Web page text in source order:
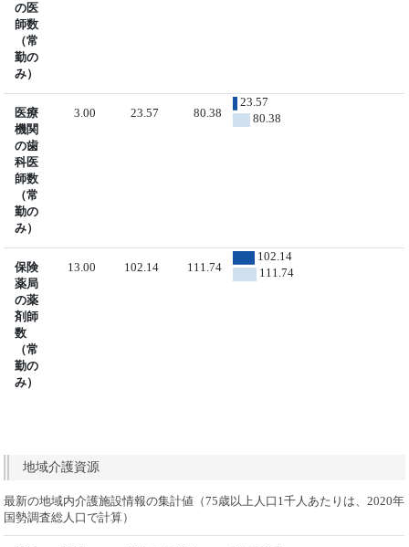
の医
師数
（常
勤の
み）
医療
機関
の歯
科医
師数
（常
勤の
み）
3.00 23.57 80.38
23.57
80.38
保険
薬局
の薬
剤師
数
（常
勤の
み）
13.00 102.14 111.74
102.14
111.74
地域介護資源
最新の地域内介護施設情報の集計値（75歳以上人口1千人あたりは、2020年
国勢調査総人口で計算）